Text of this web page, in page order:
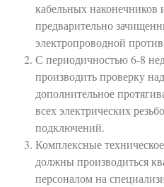
кабельных наконечников
предварительно
электропроводной
С периодичностью 6-8
производить проверку
дополнительное
всех электрических
подключений.
Комплексные
должны производиться
персоналом на